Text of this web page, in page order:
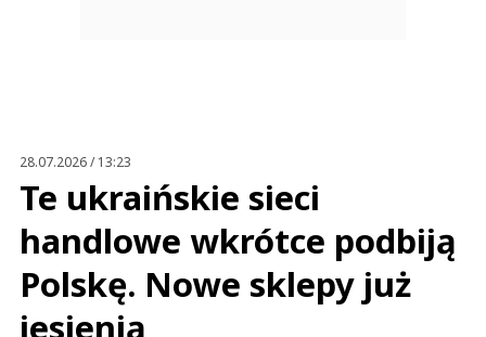
28.07.2026 / 13:23
Te ukraińskie sieci
handlowe wkrótce podbiją
Polskę. Nowe sklepy już
jesienią